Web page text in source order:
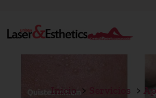
Inicio Servicios